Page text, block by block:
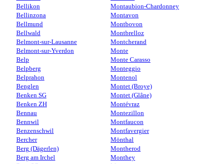
Bellikon
Bellinzona
Bellmund
Bellwald
Belmont-sur-Lausanne
Belmont-sur-Yverdon
Belp
Belpberg
Belprahon
Benglen
Benken SG
Benken ZH
Bennau
Bennwil
Benzenschwil
Bercher
Berg (Dägerlen)
Berg am Irchel
Montaubion-Chardonney
Montavon
Montbovon
Montbrelloz
Montcherand
Monte
Monte Carasso
Monteggio
Montenol
Montet (Broye)
Montet (Glâne)
Montévraz
Montezillon
Montfaucon
Montfavergier
Mönthal
Montherod
Monthey